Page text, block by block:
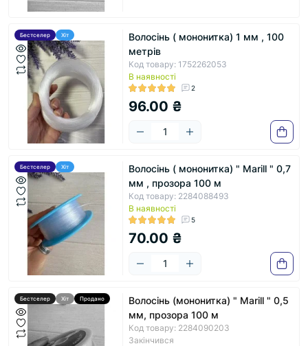
Бестселер Хіт
Волосінь ( мононитка) 1 мм , 100
метрів
Код товару: 1752262053
В наявності
2
96.00 ₴
Бестселер Хіт
Волосінь ( мононитка) " Marill " 0,7
мм , прозора 100 м
Код товару: 2284088493
В наявності
5
70.00 ₴
Бестселер Хіт Продано
Волосінь (мононитка) " Marill " 0,5
мм, прозора 100 м
Код товару: 2284090203
Закінчився